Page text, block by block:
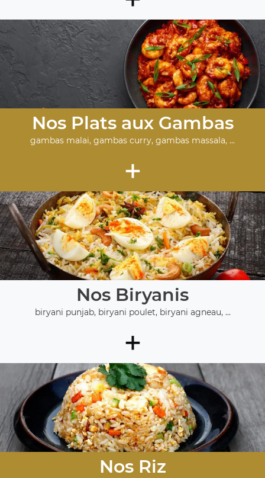
Nos Plats aux Gambas
gambas malai, gambas curry, gambas massala, ...
+
Nos Biryanis
biryani punjab, biryani poulet, biryani agneau, ...
+
Nos Riz